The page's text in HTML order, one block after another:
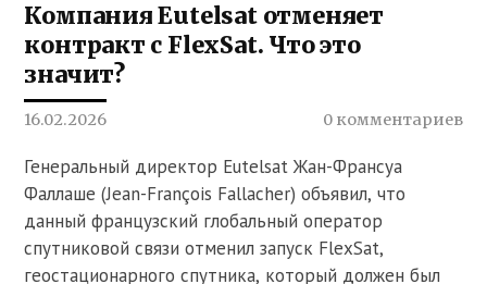
Компания Eutelsat отменяет
контракт с FlexSat. Что это
значит?
16.02.2026 0 комментариев
Генеральный директор Eutelsat Жан-Франсуа
Фаллаше (Jean-François Fallacher) объявил, что
данный французский глобальный оператор
спутниковой связи отменил запуск FlexSat,
геостационарного спутника, который должен был